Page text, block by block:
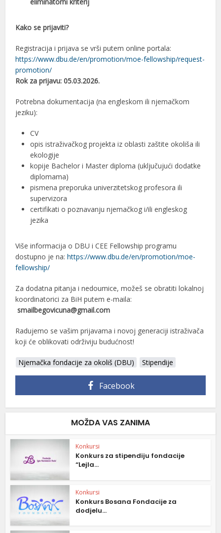
Kako se prijaviti?
Registracija i prijava se vrši putem online portala:
https://www.dbu.de/en/promotion/moe-fellowship/request-
promotion/
Rok za prijavu: 05.03.2026.
Potrebna dokumentacija (na engleskom ili njemačkom
jeziku):
CV
opis istraživačkog projekta iz oblasti zaštite okoliša ili
ekologije
kopije Bachelor i Master diploma (uključujući dodatke
diplomama)
pismena preporuka univerzitetskog profesora ili
supervizora
certifikati o poznavanju njemačkog i/ili engleskog
jezika
Više informacija o DBU i CEE Fellowship programu
dostupno je na:https://www.dbu.de/en/promotion/moe-
fellowship/
Za dodatna pitanja i nedoumice, možeš se obratiti lokalnoj
koordinatorici za BiH putem e-maila:
smailbegovicuna@gmail.com
Radujemo se vašim prijavama i novoj generaciji istraživača
koji će oblikovati održiviju budućnost!
Njemačka fondacije za okoliš (DBU) Stipendije
Facebook
MOŽDA VAS ZANIMA
Konkursi
Konkurs za stipendiju fondacije
“Lejla...
Konkursi
Konkurs Bosana Fondacije za
dodjelu...